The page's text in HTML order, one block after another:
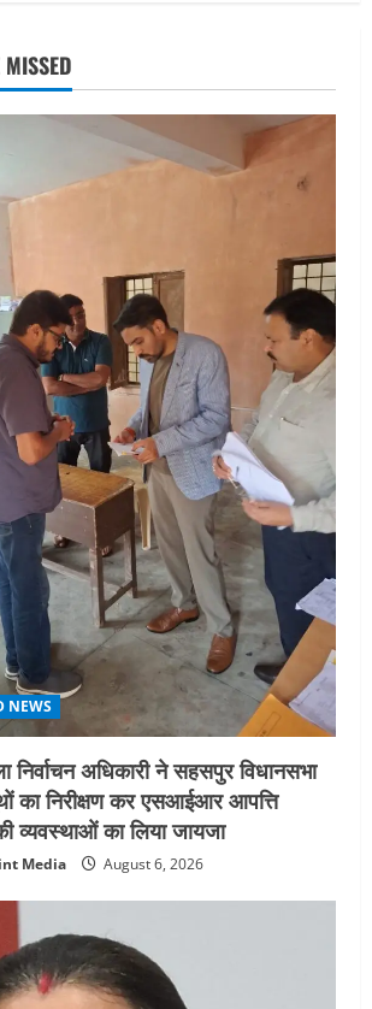
तीलू रौतेली पुरस्कार के लिए 13 वीरांगनाओं का
चयन : रेखा आर्या
UTTARAKHAND NEWS
मिस उत्तराखंड 2026 के सब-कॉन्टेस्ट ‘मिस
August 5, 2026
UTTARAKHAND NEWS
एमआईटी वर्ल्ड पीस यूनिवर्सिटी और जर्मनी के
बीएसबीआई के बीच समझौता; भारतीय छात्रों
को मिलेंगे वैश्विक अवसर
August 5, 2026
STATES NEWS
महाराज की राजस्थान के मुख्यमंत्री से
शिष्टाचार भेंट पर्यटन और सांस्कृतिक
गतिविधियों के विस्तार पर हुई चर्चा
August 4, 2026
NEWS
निर्वाचन अधिकारी ने सहसपुर विधानसभा
का निरीक्षण कर एसआईआर आपत्ति
व्यवस्थाओं का लिया जायजा
Media August 6, 2026